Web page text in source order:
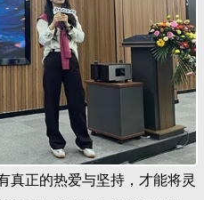
真正的热爱与坚持，才能将灵